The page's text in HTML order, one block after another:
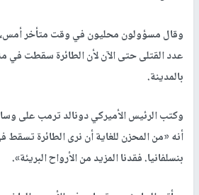
وقال مسؤولون محليون في وقت متأخر أمس،
عدد القتلى حتى الآن لأن الطائرة سقطت في
بالمدينة.
وكتب الرئيس الأميركي دونالد ترمب على
أنه «من المحزن للغاية أن نرى الطائرة تسقط
بنسلفانيا. فقدنا المزيد من الأرواح البريئة».